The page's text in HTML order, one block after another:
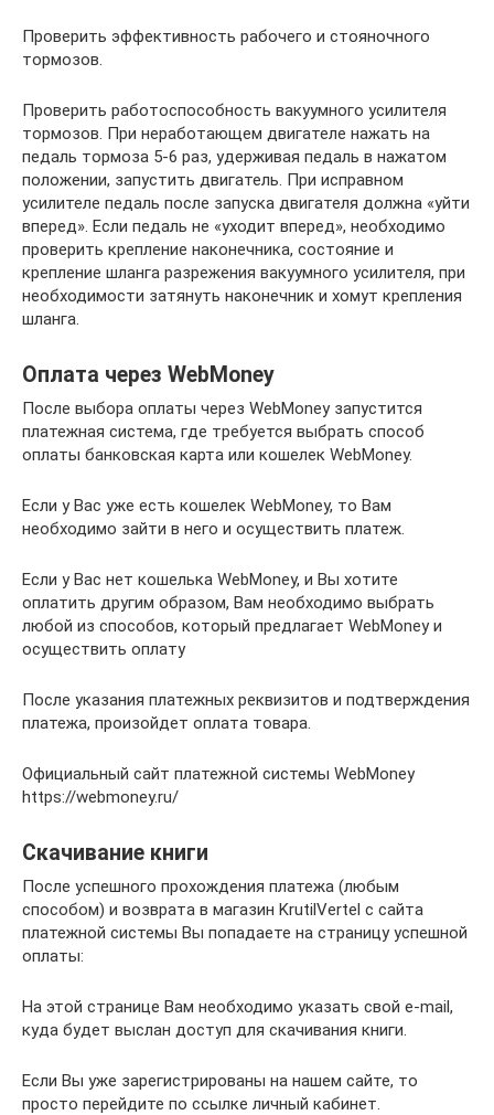
Проверить эффективность рабочего и стояночного
тормозов.
Проверить работоспособность вакуумного усилителя
тормозов. При неработающем двигателе нажать на
педаль тормоза 5-6 раз, удерживая педаль в нажатом
положении, запустить двигатель. При исправном
усилителе педаль после запуска двигателя должна «уйти
вперед». Если педаль не «уходит вперед», необходимо
проверить крепление наконечника, состояние и
крепление шланга разрежения вакуумного усилителя, при
необходимости затянуть наконечник и хомут крепления
шланга.
Оплата через WebMoney
После выбора оплаты через WebMoney запустится
платежная система, где требуется выбрать способ
оплаты банковская карта или кошелек WebMoney.
Если у Вас уже есть кошелек WebMoney, то Вам
необходимо зайти в него и осуществить платеж.
Если у Вас нет кошелька WebMoney, и Вы хотите
оплатить другим образом, Вам необходимо выбрать
любой из способов, который предлагает WebMoney и
осуществить оплату
После указания платежных реквизитов и подтверждения
платежа, произойдет оплата товара.
Официальный сайт платежной системы WebMoney
https://webmoney.ru/
Скачивание книги
После успешного прохождения платежа (любым
способом) и возврата в магазин KrutilVertel с сайта
платежной системы Вы попадаете на страницу успешной
оплаты:
На этой странице Вам необходимо указать свой e-mail,
куда будет выслан доступ для скачивания книги.
Если Вы уже зарегистрированы на нашем сайте, то
просто перейдите по ссылке личный кабинет.